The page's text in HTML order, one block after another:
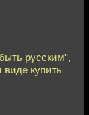
русским",
виде купить